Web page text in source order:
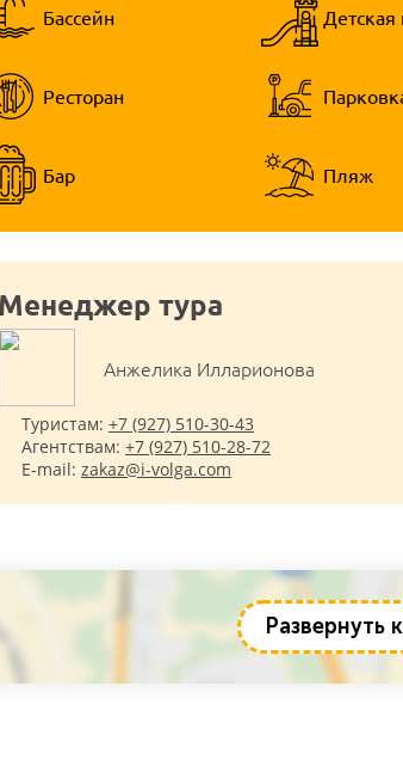
Бассейн
Ресторан
Бар Пляж
Менеджер тура
Анжелика Илларионова
Туристам: +7 (927) 510-30-43
Агентствам: +7 (927) 510-28-72
E-mail: zakaz@i-volga.com
Развернуть